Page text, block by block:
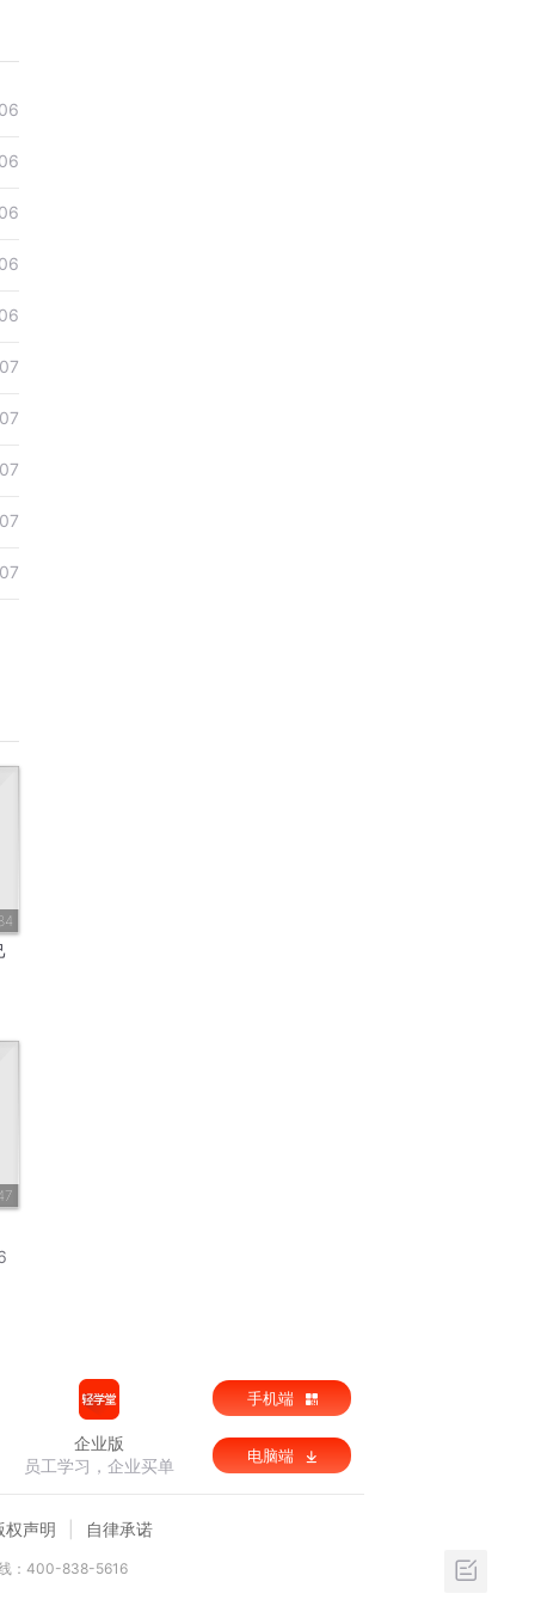
企业版
员工学习，企业买单
手机端
电脑端
权声明 自律承诺
：400-838-5616